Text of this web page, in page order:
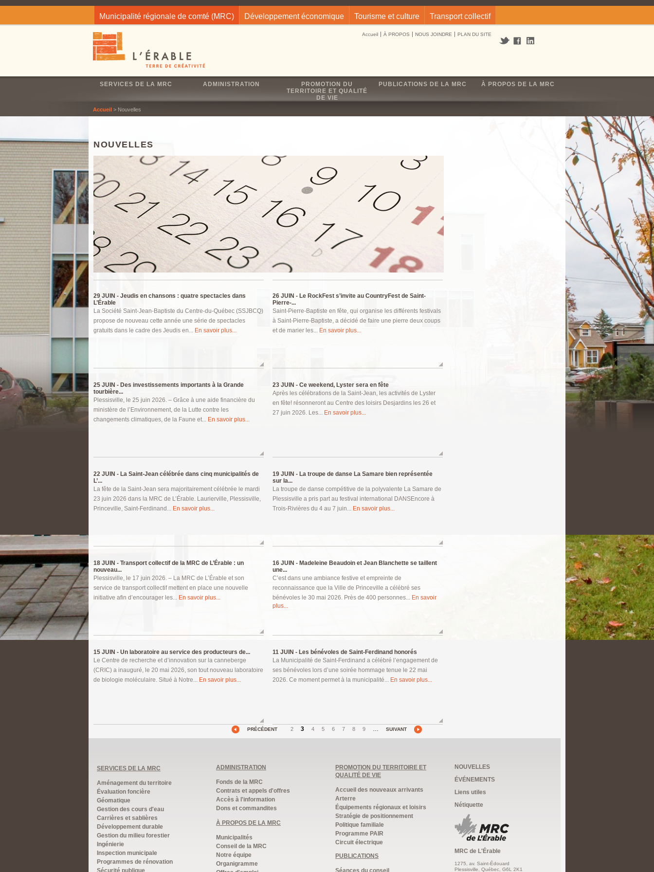
Municipalité régionale de comté (MRC) Développement économique Tourisme et culture Transport collectif
Accueil À PROPOS NOUS JOINDRE PLAN DU SITE
SERVICES DE LA MRC ADMINISTRATION
PROMOTION DU
TERRITOIRE ET QUALITÉ
DE VIE
PUBLICATIONS DE LA MRC À PROPOS DE LA MRC
Accueil> Nouvelles
NOUVELLES
29 JUIN - Jeudis en chansons : quatre spectacles dans
L’Érable
La Société Saint-Jean-Baptiste du Centre-du-Québec (SSJBCQ)
propose de nouveau cette année une série de spectacles
gratuits dans le cadre des Jeudis en... En savoir plus...
26 JUIN - Le RockFest s’invite au CountryFest de Saint-
Pierre-...
Saint-Pierre-Baptiste en fête, qui organise les différents festivals
à Saint-Pierre-Baptiste, a décidé de faire une pierre deux coups
et de marier les... En savoir plus...
25 JUIN - Des investissements importants à la Grande
tourbière...
Plessisville, le 25 juin 2026. – Grâce à une aide financière du
ministère de l’Environnement, de la Lutte contre les
changements climatiques, de la Faune et... En savoir plus...
23 JUIN - Ce weekend, Lyster sera en fête
Après les célébrations de la Saint-Jean, les activités de Lyster
en fête! résonneront au Centre des loisirs Desjardins les 26 et
27 juin 2026. Les... En savoir plus...
22 JUIN - La Saint-Jean célébrée dans cinq municipalités de
L’...
La fête de la Saint-Jean sera majoritairement célébrée le mardi
23 juin 2026 dans la MRC de L’Érable. Laurierville, Plessisville,
Princeville, Saint-Ferdinand... En savoir plus...
19 JUIN - La troupe de danse La Samare bien représentée
sur la...
La troupe de danse compétitive de la polyvalente La Samare de
Plessisville a pris part au festival international DANSEncore à
Trois-Rivières du 4 au 7 juin... En savoir plus...
18 JUIN - Transport collectif de la MRC de L’Érable : un
nouveau...
Plessisville, le 17 juin 2026. – La MRC de L’Érable et son
service de transport collectif mettent en place une nouvelle
initiative afin d’encourager les... En savoir plus...
16 JUIN - Madeleine Beaudoin et Jean Blanchette se taillent
une...
C’est dans une ambiance festive et empreinte de
reconnaissance que la Ville de Princeville a célébré ses
bénévoles le 30 mai 2026. Près de 400 personnes... En savoir
plus...
15 JUIN - Un laboratoire au service des producteurs de...
Le Centre de recherche et d’innovation sur la canneberge
(CRIC) a inauguré, le 20 mai 2026, son tout nouveau laboratoire
de biologie moléculaire. Situé à Notre... En savoir plus...
11 JUIN - Les bénévoles de Saint-Ferdinand honorés
La Municipalité de Saint-Ferdinand a célébré l’engagement de
ses bénévoles lors d’une soirée hommage tenue le 22 mai
2026. Ce moment permet à la municipalité... En savoir plus...
Pages
PRÉCÉDENT 2 3 4 5 6 7 8 9 … SUIVANT
SERVICES DE LA MRC
Aménagement du territoire
Évaluation foncière
Géomatique
Gestion des cours d'eau
Carrières et sablières
Développement durable
Gestion du milieu forestier
Ingénierie
Inspection municipale
Programmes de rénovation
Sécurité publique
ADMINISTRATION
Fonds de la MRC
Contrats et appels d'offres
Accès à l'information
Dons et commandites
À PROPOS DE LA MRC
Municipalités
Conseil de la MRC
Notre équipe
Organigramme
PROMOTION DU TERRITOIRE ET
QUALITÉ DE VIE
Accueil des nouveaux arrivants
Arterre
Équipements régionaux et loisirs
Stratégie de positionnement
Politique familiale
Programme PAIR
Circuit électrique
PUBLICATIONS
Séances du conseil
NOUVELLES
ÉVÉNEMENTS
Liens utiles
Nétiquette
MRC de L'Érable
1275, av. Saint-Édouard
Plessisville, Québec, G6L 2K1